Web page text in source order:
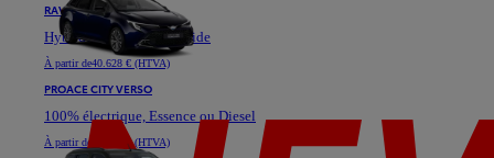
RAV4
Hybride ou Plug-in Hybride
À partir de40.628 € (HTVA)
PROACE CITY VERSO
100% électrique, Essence ou Diesel
À partir de 23.333 € (HTVA)